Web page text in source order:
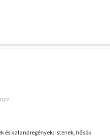
és kalandregények: istenek, hősök